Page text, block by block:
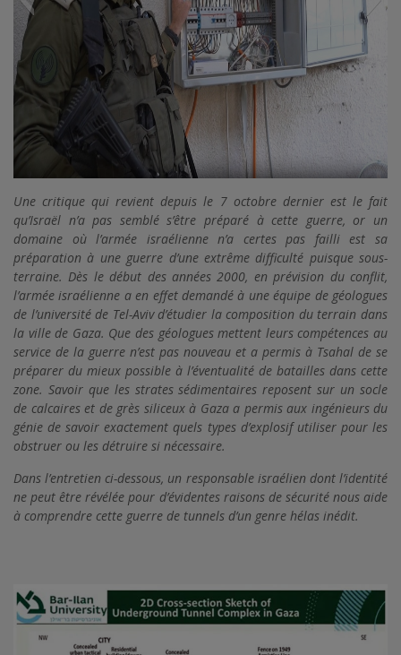
d’un tunnel
Une critique qui revient depuis le 7 octobre dernier est le fait
qu’Israël n’a pas semblé s’être préparé à cette guerre, or un
domaine où l’armée israélienne n’a certes pas failli est sa
préparation à une guerre d’une extrême difficulté puisque sous-
terraine. Dès le début des années 2000, en prévision du conflit,
l’armée israélienne a en effet demandé à une équipe de géologues
de l’université de Tel-Aviv d’étudier la composition du terrain dans
la ville de Gaza. Que des géologues mettent leurs compétences au
service de la guerre n’est pas nouveau et a permis à Tsahal de se
préparer du mieux possible à l’éventualité de batailles dans cette
zone. Savoir que les strates sédimentaires reposent sur un socle
de calcaires et de grès siliceux à Gaza a permis aux ingénieurs du
génie de savoir exactement quels types d’explosif utiliser pour les
obstruer ou les détruire si nécessaire.
Dans l’entretien ci-dessous, un responsable israélien dont l’identité
ne peut être révélée pour d’évidentes raisons de sécurité nous aide
à comprendre cette guerre de tunnels d’un genre hélas inédit.